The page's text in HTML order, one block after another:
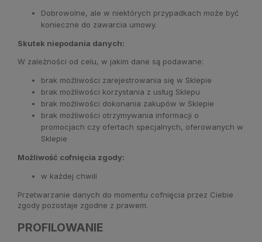
Dobrowolne, ale w niektórych przypadkach może być
konieczne do zawarcia umowy.
Skutek niepodania danych:
W zależności od celu, w jakim dane są podawane:
brak możliwości zarejestrowania się w Sklepie
brak możliwości korzystania z usług Sklepu
brak możliwości dokonania zakupów w Sklepie
brak możliwości otrzymywania informacji o
promocjach czy ofertach specjalnych, oferowanych w
Sklepie
Możliwość cofnięcia zgody:
w każdej chwili
Przetwarzanie danych do momentu cofnięcia przez Ciebie
zgody pozostaje zgodne z prawem.
PROFILOWANIE